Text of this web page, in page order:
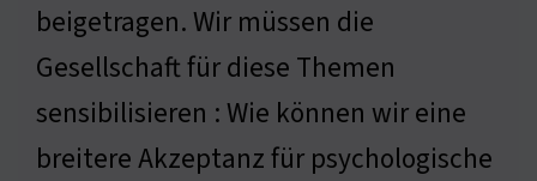
beigetragen. Wir müssen die
Gesellschaft für diese Themen
sensibilisieren : Wie können wir eine
breitere Akzeptanz für psychologische